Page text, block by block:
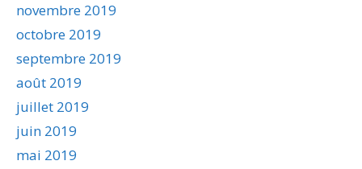
novembre 2019
octobre 2019
septembre 2019
août 2019
juillet 2019
juin 2019
mai 2019